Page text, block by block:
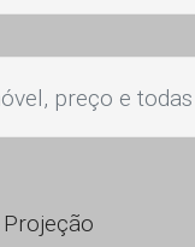
Projeção